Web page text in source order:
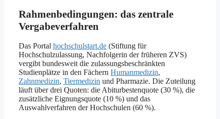
Rahmenbedingungen: das zentrale
Vergabeverfahren
Das Portal hochschulstart.de (Stiftung für
Hochschulzulassung, Nachfolgerin der früheren ZVS)
vergibt bundesweit die zulassungsbeschränkten
Studienplätze in den Fächern Humanmedizin,
Zahnmedizin, Tiermedizin und Pharmazie. Die Zuteilung
läuft über drei Quoten: die Abiturbestenquote (30 %), die
zusätzliche Eignungsquote (10 %) und das
Auswahlverfahren der Hochschulen (60 %).